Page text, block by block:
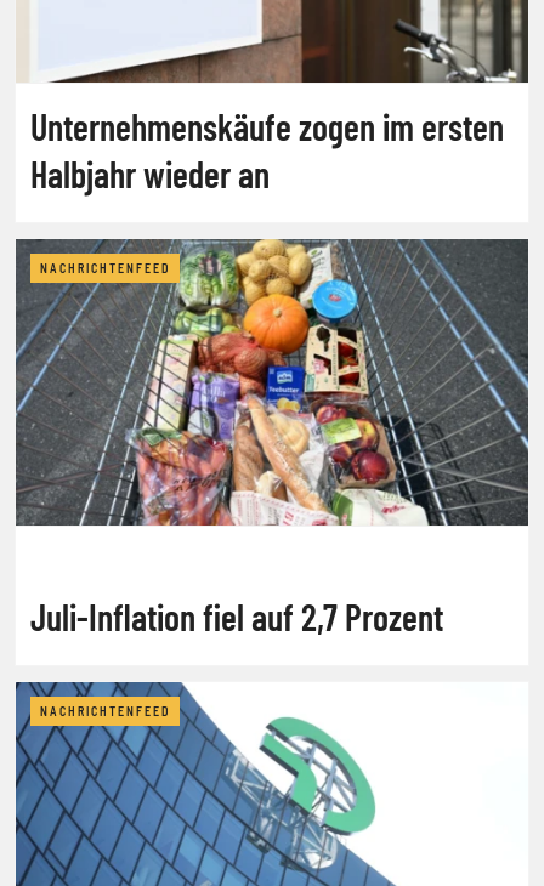
Unternehmenskäufe zogen im ersten
Halbjahr wieder an
NACHRICHTENFEED
Juli-Inflation fiel auf 2,7 Prozent
NACHRICHTENFEED